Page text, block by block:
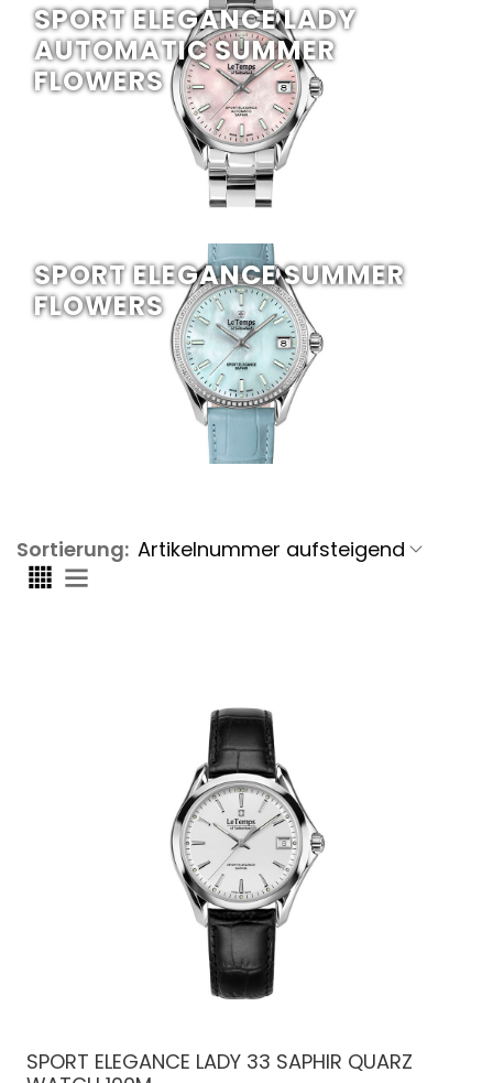
SPORT ELEGANCE LADY
AUTOMATIC SUMMER
FLOWERS
SPORT ELEGANCE SUMMER
FLOWERS
Sortierung:
SPORT ELEGANCE LADY 33 SAPHIR QUARZ